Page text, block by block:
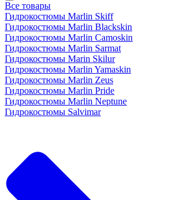
Все товары
Гидрокостюмы Marlin Skiff
Гидрокостюмы Marlin Blackskin
Гидрокостюмы Marlin Camoskin
Гидрокостюмы Marlin Sarmat
Гидрокостюмы Marin Skilur
Гидрокостюмы Marlin Yamaskin
Гидрокостюмы Marlin Zeus
Гидрокостюмы Marlin Pride
Гидрокостюмы Marlin Neptune
Гидрокостюмы Salvimar